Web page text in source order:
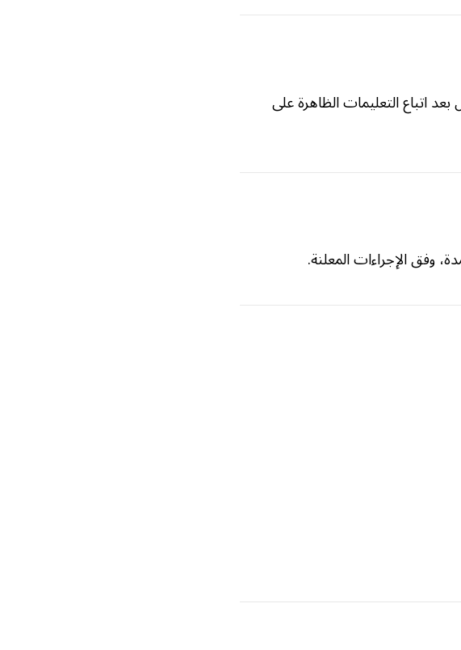
بعد اتباع التعليمات الظاهرة على
وفق الإجراءات المعلنة.